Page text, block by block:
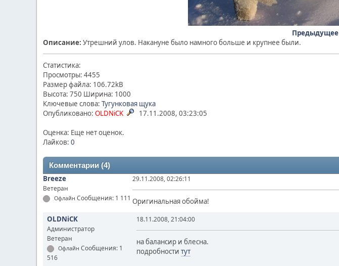
Предыдущее
Описание: Утрешний улов. Накануне было намного больше и крупнее были.
Статистика:
Просмотры: 4455
Размер файла: 106.72kB
Высота: 750 Ширина: 1000
Ключевые слова: Тугунковая щука
Опубликовано: OLDNiCK 17.11.2008, 03:23:05
Оценка: Еще нет оценок.
Лайков: 0
Комментарии (4)
Breeze
Ветеран
Офлайн Сообщения: 1 111
29.11.2008, 02:26:11
Оригинальная обойма!
OLDNiCK
Администратор
Ветеран
Офлайн Сообщения: 1
516
18.11.2008, 21:04:00
на балансир и блесна.
подробности тут